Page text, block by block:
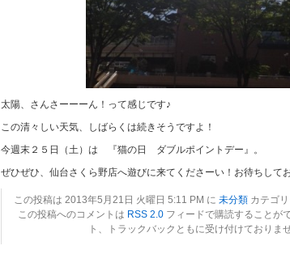
太陽、さんさーーーん！って感じです♪
この清々しい天気、しばらくは続きそうですよ！
今週末２５日（土）は 『猫の日 ダブルポイントデー』。
ぜひぜひ、仙台さくら野店へ遊びに来てくださーい！お待ちして
この投稿は 2013年5月21日 火曜日 5:11 PM に 未分類カテゴリ
この投稿へのコメントは RSS 2.0フィードで購読することが
ト、トラックバックともに受け付けておりませ